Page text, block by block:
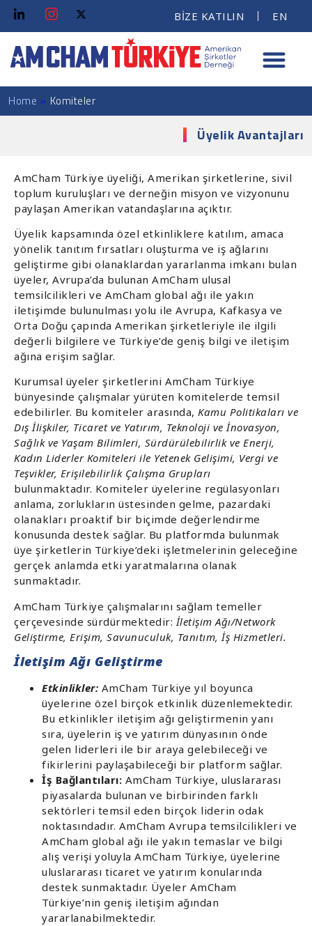
BİZE KATILIN EN
Home » Komiteler
Üyelik Avantajları
AmCham Türkiye üyeliği, Amerikan şirketlerine, sivil
toplum kuruluşları ve derneğin misyon ve vizyonunu
paylaşan Amerikan vatandaşlarına açıktır.
Üyelik kapsamında özel etkinliklere katılım, amaca
yönelik tanıtım fırsatları oluşturma ve iş ağlarını
geliştirme gibi olanaklardan yararlanma imkanı bulan
üyeler, Avrupa’da bulunan AmCham ulusal
temsilcilikleri ve AmCham global ağı ile yakın
iletişimde bulunulması yolu ile Avrupa, Kafkasya ve
Orta Doğu çapında Amerikan şirketleriyle ile ilgili
değerli bilgilere ve Türkiye’de geniş bilgi ve iletişim
ağına erişim sağlar.
Kurumsal üyeler şirketlerini AmCham Türkiye
bünyesinde çalışmalar yürüten komitelerde temsil
edebilirler. Bu komiteler arasında, Kamu Politikaları ve
Dış İlişkiler, Ticaret ve Yatırım, Teknoloji ve İnovasyon,
Sağlık ve Yaşam Bilimleri, Sürdürülebilirlik ve Enerji,
Kadın Liderler Komiteleri ile Yetenek Gelişimi, Vergi ve
Teşvikler, Erişilebilirlik Çalışma Grupları
bulunmaktadır. Komiteler üyelerine regülasyonları
anlama, zorlukların üstesinden gelme, pazardaki
olanakları proaktif bir biçimde değerlendirme
konusunda destek sağlar. Bu platformda bulunmak
üye şirketlerin Türkiye’deki işletmelerinin geleceğine
gerçek anlamda etki yaratmalarına olanak
sunmaktadır.
AmCham Türkiye çalışmalarını sağlam temeller
çerçevesinde sürdürmektedir: İletişim Ağı/Network
Geliştirme, Erişim, Savunuculuk, Tanıtım, İş Hizmetleri.
İletişim Ağı Geliştirme
Etkinlikler: AmCham Türkiye yıl boyunca
üyelerine özel birçok etkinlik düzenlemektedir.
Bu etkinlikler iletişim ağı geliştirmenin yanı
sıra, üyelerin iş ve yatırım dünyasının önde
gelen liderleri ile bir araya gelebileceği ve
fikirlerini paylaşabileceği bir platform sağlar.
İş Bağlantıları: AmCham Türkiye, uluslararası
piyasalarda bulunan ve birbirinden farklı
sektörleri temsil eden birçok liderin odak
noktasındadır. AmCham Avrupa temsilcilikleri ve
AmCham global ağı ile yakın temaslar ve bilgi
alış verişi yoluyla AmCham Türkiye, üyelerine
uluslararası ticaret ve yatırım konularında
destek sunmaktadır. Üyeler AmCham
Türkiye’nin geniş iletişim ağından
yararlanabilmektedir.